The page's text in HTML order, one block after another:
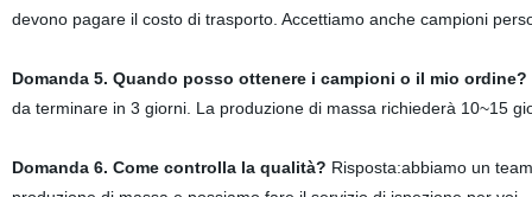
devono pagare il costo di trasporto. Accettiamo anche campioni
Domanda 5. Quando posso ottenere i campioni o il mio ordine?
da terminare in 3 giorni. La produzione di massa richiederà 10~15
Domanda 6. Come controlla la qualità? Risposta:abbiamo un